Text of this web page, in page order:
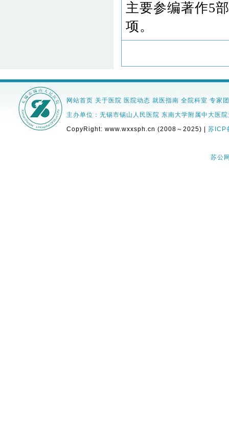
主要参编著作5
项。
网站首页 关于医院 医院动态 就医指南 全院科室 专家
主办单位：无锡市锡山人民医院 东南大学附属中大医
CopyRight: www.wxxsph.cn (2008～2025) | 苏ICP
苏公